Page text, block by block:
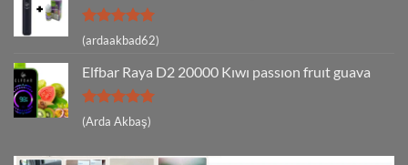
5 üzerinden
5
(ardaakbad62)
Elfbar Raya D2 20000 Kıwı passıon fruıt guava
5 üzerinden
5
(Arda Akbaş)